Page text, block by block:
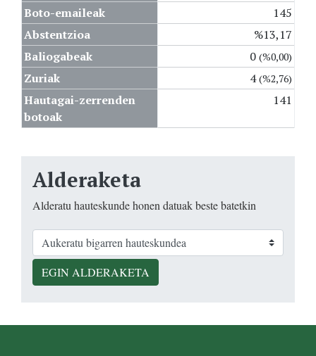
Boto-emaileak
145
Abstentzioa
%13,17
Baliogabeak
0 (%0,00)
Zuriak 4(%2,76)
Hautagai-zerrenden
botoak
141
Alderaketa
Alderatu hauteskunde honen datuak beste batetkin
EGIN ALDERAKETA